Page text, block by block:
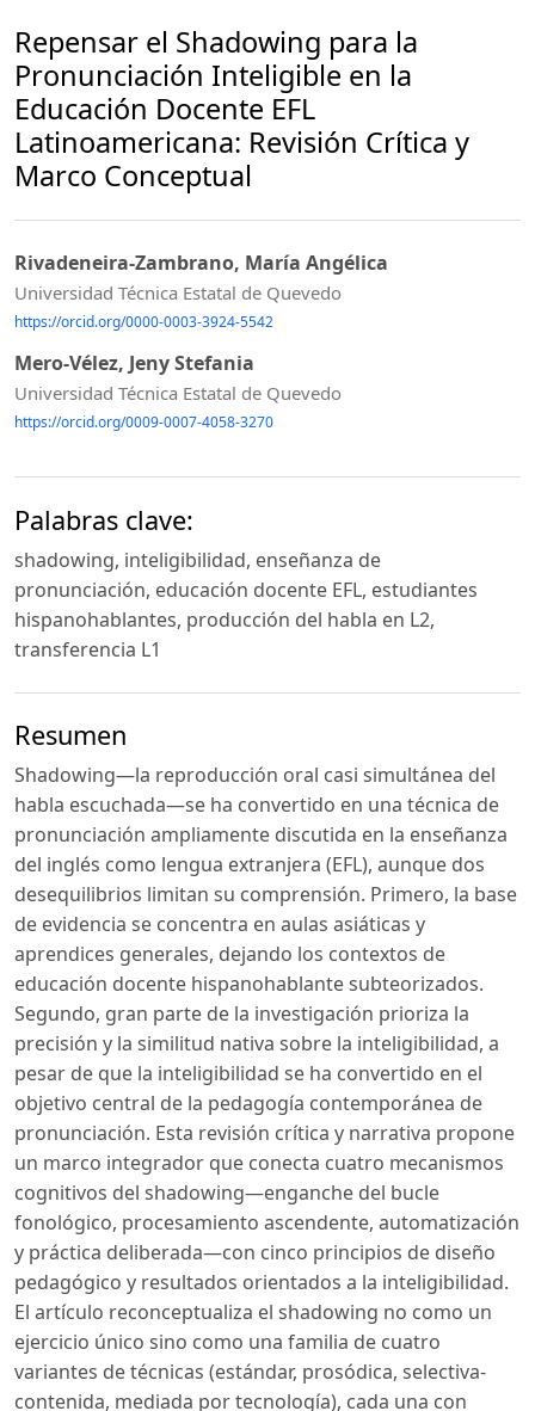
Repensar el Shadowing para la
Pronunciación Inteligible en la
Educación Docente EFL
Latinoamericana: Revisión Crítica y
Marco Conceptual
Rivadeneira-Zambrano, María Angélica
Universidad Técnica Estatal de Quevedo
https://orcid.org/0000-0003-3924-5542
Mero-Vélez, Jeny Stefania
Universidad Técnica Estatal de Quevedo
https://orcid.org/0009-0007-4058-3270
Palabras clave:
shadowing, inteligibilidad, enseñanza de
pronunciación, educación docente EFL, estudiantes
hispanohablantes, producción del habla en L2,
transferencia L1
Resumen
Shadowing—la reproducción oral casi simultánea del
habla escuchada—se ha convertido en una técnica de
pronunciación ampliamente discutida en la enseñanza
del inglés como lengua extranjera (EFL), aunque dos
desequilibrios limitan su comprensión. Primero, la base
de evidencia se concentra en aulas asiáticas y
aprendices generales, dejando los contextos de
educación docente hispanohablante subteorizados.
Segundo, gran parte de la investigación prioriza la
precisión y la similitud nativa sobre la inteligibilidad, a
pesar de que la inteligibilidad se ha convertido en el
objetivo central de la pedagogía contemporánea de
pronunciación. Esta revisión crítica y narrativa propone
un marco integrador que conecta cuatro mecanismos
cognitivos del shadowing—enganche del bucle
fonológico, procesamiento ascendente, automatización
y práctica deliberada—con cinco principios de diseño
pedagógico y resultados orientados a la inteligibilidad.
El artículo reconceptualiza el shadowing no como un
ejercicio único sino como una familia de cuatro
variantes de técnicas (estándar, prosódica, selectiva-
contenida, mediada por tecnología), cada una con